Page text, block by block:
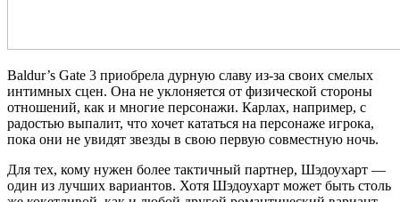
Baldur’s Gate 3 приобрела дурную славу из-за своих смелых
интимных сцен. Она не уклоняется от физической стороны
отношений, как и многие персонажи. Карлах, например, с
радостью выпалит, что хочет кататься на персонаже игрока,
пока они не увидят звезды в свою первую совместную ночь.
Для тех, кому нужен более тактичный партнер, Шэдоухарт —
один из лучших вариантов. Хотя Шэдоухарт может быть столь